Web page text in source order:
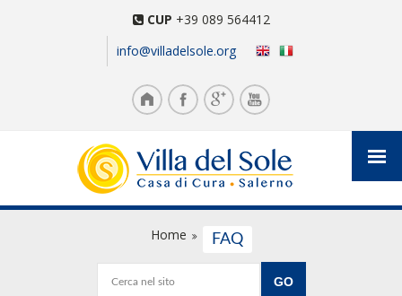
CUP +39 089 564412
info@villadelsole.org
Home FAQ